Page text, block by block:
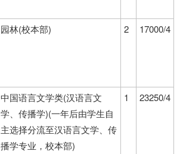
园林(校本部) 2 17000/4
中国语言文学类(汉语言文
学、传播学)(一年后由学生自
主选择分流至汉语言文学、传
播学专业，校本部)
1 23250/4